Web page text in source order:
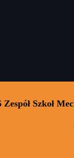
Szkoł